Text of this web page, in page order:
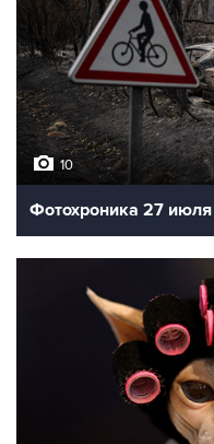
10
Фотохроника 27 июля